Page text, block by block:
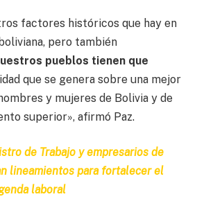
factores históricos que hay en
pero también
pueblos tienen que
que se genera sobre una mejor
y mujeres de Bolivia y de
superior», afirmó Paz.
de Trabajo y empresarios de
lineamientos para fortalecer el
laboral